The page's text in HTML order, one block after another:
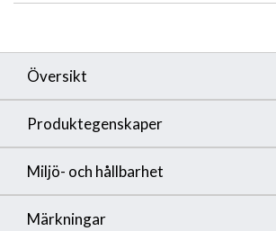
Översikt
Produktegenskaper
Miljö- och hållbarhet
Märkningar